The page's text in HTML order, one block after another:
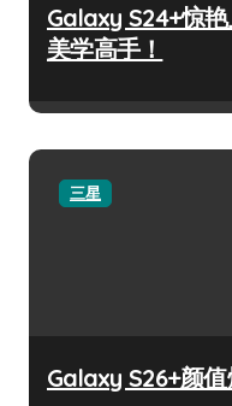
Galaxy S24+惊
美学高手！
三星
Galaxy S26+颜